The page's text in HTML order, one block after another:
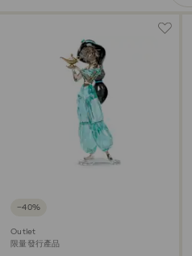
−40%
Outlet
限量發行產品